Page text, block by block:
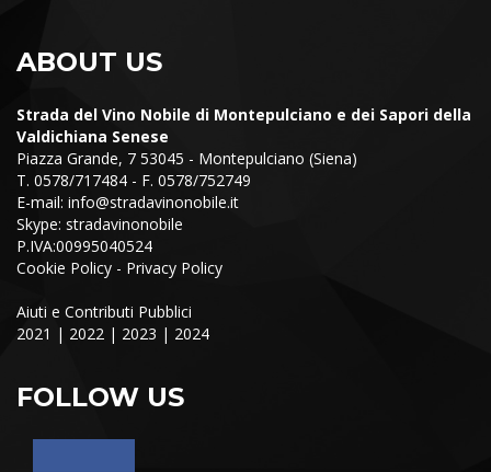
ABOUT US
Strada del Vino Nobile di Montepulciano e dei Sapori della
Valdichiana Senese
Piazza Grande, 7 53045 - Montepulciano (Siena)
T. 0578/717484 - F. 0578/752749
E-mail: info@stradavinonobile.it
Skype: stradavinonobile
P.IVA:00995040524
Cookie Policy - Privacy Policy
Aiuti e Contributi Pubblici
2021 | 2022 | 2023 | 2024
FOLLOW US